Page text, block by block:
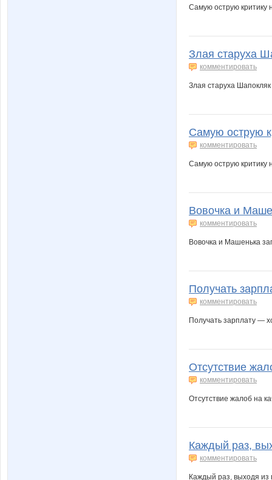
Самую острую критику
Злая старуха
комментировать
Злая старуха
Самую острую
комментировать
Самую острую критику
Вовочка и
комментировать
Вовочка и Машенька
Получать
комментировать
Получать зарплату —
Отсутствие
комментировать
Отсутствие жалоб на
Каждый раз,
комментировать
Каждый раз, выходя из